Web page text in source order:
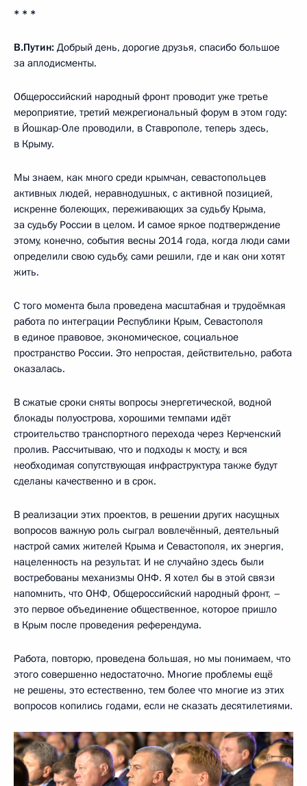
* * *
В.Путин: Добрый день, дорогие друзья, спасибо большое
за аплодисменты.
Общероссийский народный фронт проводит уже третье
мероприятие, третий межрегиональный форум в этом году:
в Йошкар-Оле проводили, в Ставрополе, теперь здесь,
в Крыму.
Мы знаем, как много среди крымчан, севастопольцев
активных людей, неравнодушных, с активной позицией,
искренне болеющих, переживающих за судьбу Крыма,
за судьбу России в целом. И самое яркое подтверждение
этому, конечно, события весны 2014 года, когда люди сами
определили свою судьбу, сами решили, где и как они хотят
жить.
С того момента была проведена масштабная и трудоёмкая
работа по интеграции Республики Крым, Севастополя
в единое правовое, экономическое, социальное
пространство России. Это непростая, действительно, работа
оказалась.
В сжатые сроки сняты вопросы энергетической, водной
блокады полуострова, хорошими темпами идёт
строительство транспортного перехода через Керченский
пролив. Рассчитываю, что и подходы к мосту, и вся
необходимая сопутствующая инфраструктура также будут
сделаны качественно и в срок.
В реализации этих проектов, в решении других насущных
вопросов важную роль сыграл вовлечённый, деятельный
настрой самих жителей Крыма и Севастополя, их энергия,
нацеленность на результат. И не случайно здесь были
востребованы механизмы ОНФ. Я хотел бы в этой связи
напомнить, что ОНФ, Общероссийский народный фронт, –
это первое объединение общественное, которое пришло
в Крым после проведения референдума.
Работа, повторю, проведена большая, но мы понимаем, что
этого совершенно недостаточно. Многие проблемы ещё
не решены, это естественно, тем более что многие из этих
вопросов копились годами, если не сказать десятилетиями.